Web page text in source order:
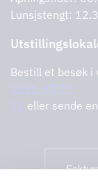
Lunsjstengt:
Bestill et besøk i
0291-47 77
74 eller sende